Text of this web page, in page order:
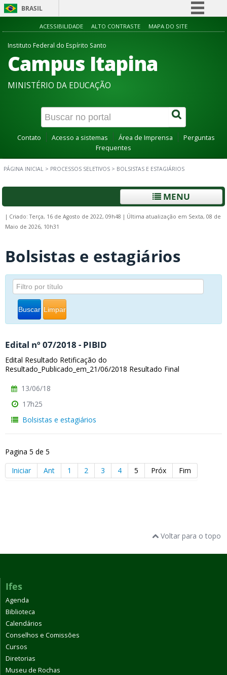
BRASIL
Simplifique!
Acesso à informação
Canais
ACESSIBILIDADE ALTO CONTRASTE MAPA DO SITE
Instituto Federal do Espírito Santo
Campus Itapina
MINISTÉRIO DA EDUCAÇÃO
Contato Acesso a sistemas Área de Imprensa
Perguntas
Frequentes
PÁGINA INICIAL > PROCESSOS SELETIVOS > BOLSISTAS E ESTAGIÁRIOS
MENU
| Criado: Terça, 16 de Agosto de 2022, 09h48 | Última atualização em Sexta, 08 de
Maio de 2026, 10h31
Bolsistas e estagiários
Buscar Limpar
Edital nº 07/2018 - PIBID
Edital Resultado Retificação do
Resultado_Publicado_em_21/06/2018 Resultado Final
13/06/18
17h25
Bolsistas e estagiários
Pagina 5 de 5
Iniciar
Ant 1 2 3 4 5 Próx Fim
Voltar para o topo
Ifes
Agenda
Biblioteca
Calendários
Conselhos e Comissões
Cursos
Diretorias
Museu de Rochas